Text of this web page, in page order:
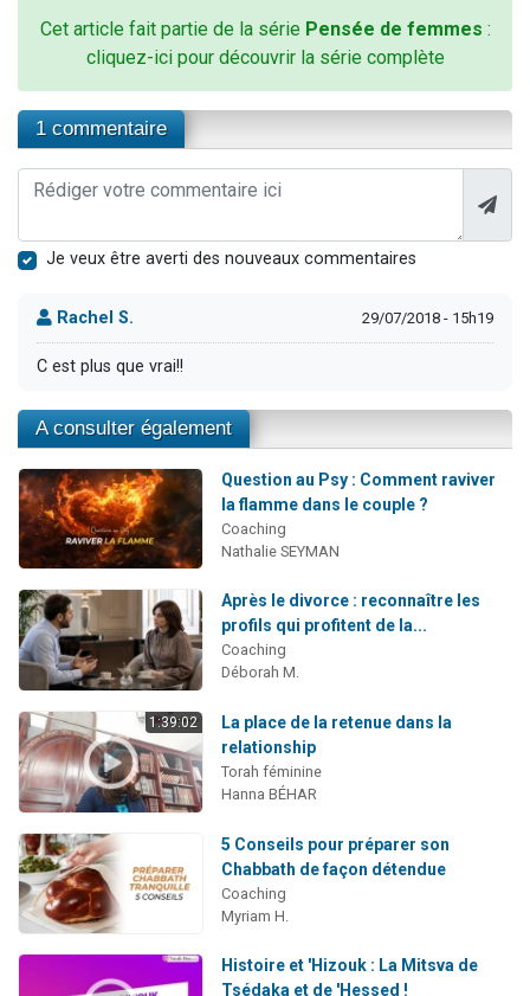
Cet article fait partie de la série Pensée de femmes :
cliquez-ici pour découvrir la série complète
1 commentaire
Je veux être averti des nouveaux commentaires
Rachel S. 29/07/2018 - 15h19
C est plus que vrai!!
A consulter également
Question au Psy : Comment raviver
la flamme dans le couple ?
Coaching
Nathalie SEYMAN
Après le divorce : reconnaître les
profils qui profitent de la...
Coaching
Déborah M.
1:39:02
La place de la retenue dans la
relationship
Torah féminine
Hanna BÉHAR
5 Conseils pour préparer son
Chabbath de façon détendue
Coaching
Myriam H.
Histoire et 'Hizouk : La Mitsva de
Tsédaka et de 'Hessed !